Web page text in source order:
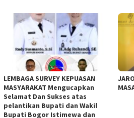
LEMBAGA SURVEY KEPUASAN
MASYARAKAT Mengucapkan
Selamat Dan Sukses atas
pelantikan Bupati dan Wakil
Bupati Bogor Istimewa dan